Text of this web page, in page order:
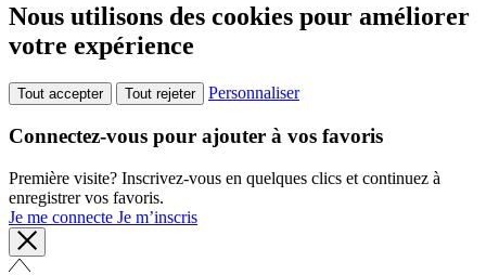
Nous utilisons des cookies pour améliorer
votre expérience
Tout accepter Tout rejeter Personnaliser
Connectez-vous pour ajouter à vos favoris
Première visite? Inscrivez-vous en quelques clics et continuez à
enregistrer vos favoris.
Je me connecte Je m’inscris